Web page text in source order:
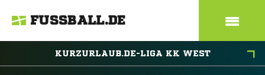
FUSSBALL.DE
KURZURLAUB.DE-LIGA KK WEST